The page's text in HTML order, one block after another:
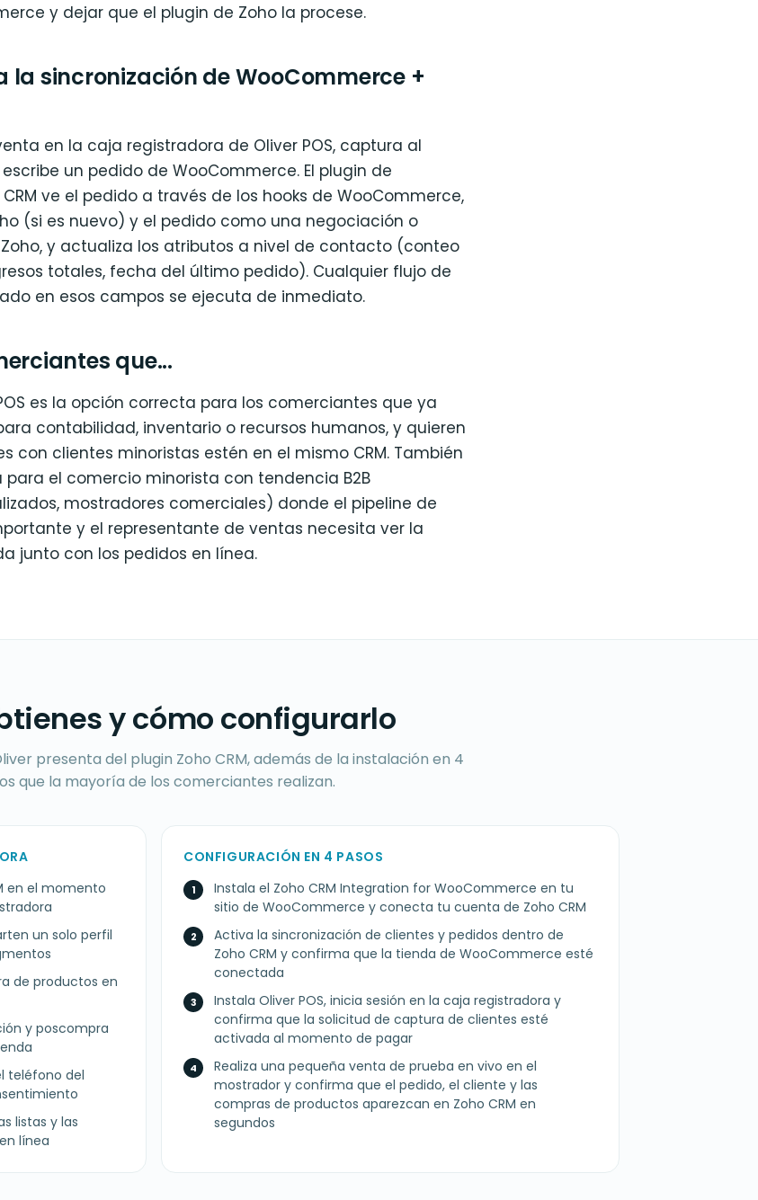
y dejar que el plugin de Zoho la procese.
la sincronización de WooCommerce +
en la caja registradora de Oliver POS, captura al
un pedido de WooCommerce. El plugin de
ve el pedido a través de los hooks de WooCommerce,
(si es nuevo) y el pedido como una negociación o
y actualiza los atributos a nivel de contacto (conteo
totales, fecha del último pedido). Cualquier flujo de
en esos campos se ejecuta de inmediato.
que...
es la opción correcta para los comerciantes que ya
contabilidad, inventario o recursos humanos, y quieren
con clientes minoristas estén en el mismo CRM. También
para el comercio minorista con tendencia B2B
mostradores comerciales) donde el pipeline de
y el representante de ventas necesita ver la
junto con los pedidos en línea.
y cómo configurarlo
presenta del plugin Zoho CRM, además de la instalación en 4
que la mayoría de los comerciantes realizan.
en el momento
un solo perfil
de productos en
y poscompra
teléfono del
listas y las
línea
CONFIGURACIÓN EN 4 PASOS
Instala el Zoho CRM Integration for WooCommerce en tu
sitio de WooCommerce y conecta tu cuenta de Zoho CRM
Activa la sincronización de clientes y pedidos dentro de
Zoho CRM y confirma que la tienda de WooCommerce esté
conectada
Instala Oliver POS, inicia sesión en la caja registradora y
confirma que la solicitud de captura de clientes esté
activada al momento de pagar
Realiza una pequeña venta de prueba en vivo en el
mostrador y confirma que el pedido, el cliente y las
compras de productos aparezcan en Zoho CRM en
segundos